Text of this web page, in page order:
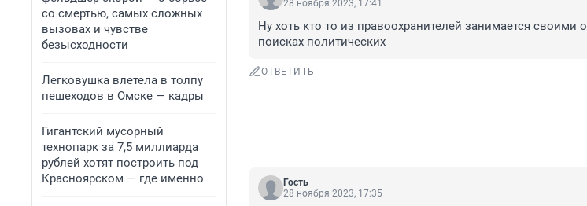
со смертью, самых сложных
вызовах и чувстве
безысходности
Легковушка влетела в толпу
пешеходов в Омске — кадры
Гигантский мусорный
технопарк за 7,5 миллиарда
рублей хотят построить под
Красноярском — где именно
28 ноября 2023, 17:41
Ну хоть кто то из правоохранителей занимается своими
поисках политических
ОТВЕТИТЬ
Гость
28 ноября 2023, 17:35